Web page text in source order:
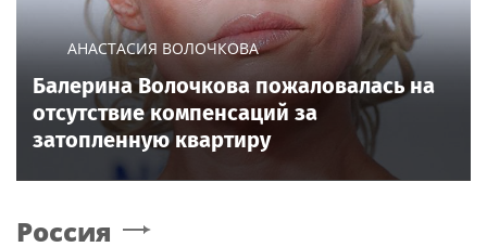
АНАСТАСИЯ ВОЛОЧКОВА
Балерина Волочкова пожаловалась на
отсутствие компенсаций за
затопленную квартиру
Россия